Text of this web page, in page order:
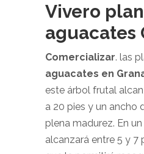
Vivero
aguacates
Comercializar. las
aguacates en
este árbol frutal
a 20 pies y un ancho
plena madurez. En
alcanzará entre 5 y 7